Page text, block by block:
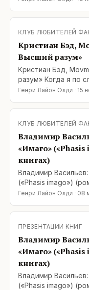
сражаться с
рептилоиды.
Если взрослые –
КЛУБ ЛЮБИТЕЛЕЙ
Кристиан Бэд,
Высший разум»
Кристиан Бэд,
разум» Когда я по
Бэда на
сражаться с
рептилоиды.
Если взрослые –
Генри Лайон Олди · 15
КЛУБ ЛЮБИТЕЛЕЙ
Владимир
«Имаго» («Phasis
книгах)
Владимир
(«Phasis imago»)
удовольствием обе
части так не
человеческие
Генри Лайон Олди · 08
ПРЕЗЕНТАЦИИ КНИГ
Владимир
«Имаго» («Phasis
книгах)
Владимир
(«Phasis imago»)